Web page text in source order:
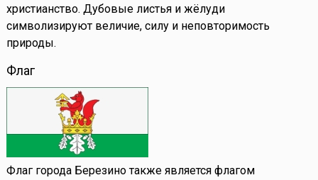
христианство. Дубовые листья и жёлуди
символизируют величие, силу и неповторимость
природы.
Флаг
Флаг города Березино также является флагом